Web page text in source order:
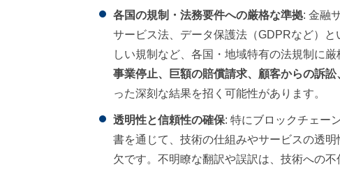
各国の規制・法務要件への厳格な準拠: 金融
サービス法、データ保護法（GDPRなど）
しい規制など、各国・地域特有の法規制に
事業停止、巨額の賠償請求、顧客からの訴
った深刻な結果を招く可能性があります。
透明性と信頼性の確保: 特にブロックチェー
書を通じて、技術の仕組みやサービスの透
欠です。不明瞭な翻訳や誤訳は、技術への